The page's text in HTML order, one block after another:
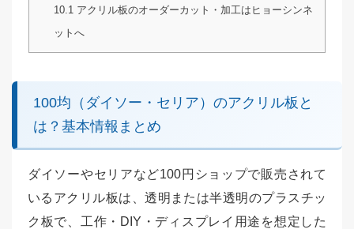
10.1アクリル板のオーダーカット・加工はヒョーシンネ
ットへ
100均（ダイソー・セリア）のアクリル板と
は？基本情報まとめ
ダイソーやセリアなど100円ショップで販売されて
いるアクリル板は、透明または半透明のプラスチッ
ク板で、工作・DIY・ディスプレイ用途を想定した